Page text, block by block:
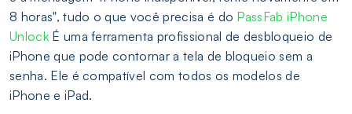
8 horas", tudo o que você precisa é do PassFab iPhone
UnlockÉ uma ferramenta profissional de desbloqueio de
iPhone que pode contornar a tela de bloqueio sem a
senha. Ele é compatível com todos os modelos de
iPhone e iPad.